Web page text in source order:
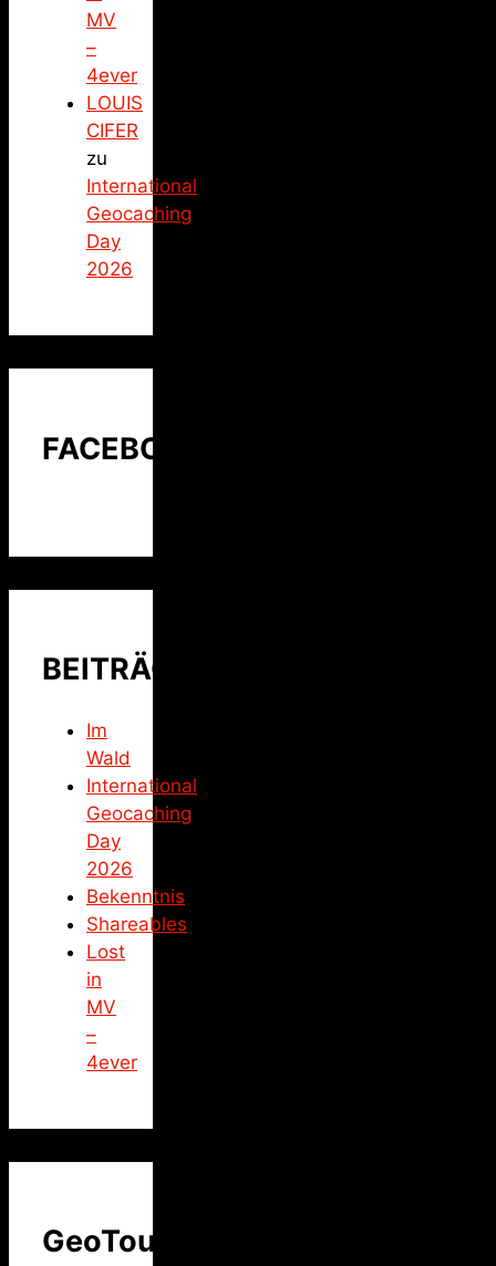
MV
–
4ever
LOUIS
CIFER
zu
International
Geocaching
Day
2026
FACEBOOK
BEITRÄGE
Im
Wald
International
Geocaching
Day
2026
Bekenntnis
Shareables
Lost
in
MV
–
4ever
GeoTour